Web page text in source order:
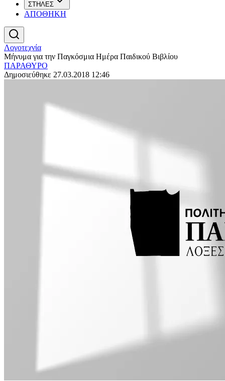
ΣΤΗΛΕΣ
ΑΠΟΘΗΚΗ
Λογοτεχνία
Μήνυμα για την Παγκόσμια Ημέρα Παιδικού Βιβλίου
ΠΑΡΑΘΥΡΟ
Δημοσιεύθηκε 27.03.2018 12:46